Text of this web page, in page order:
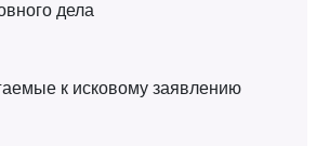
дела
к исковому заявлению